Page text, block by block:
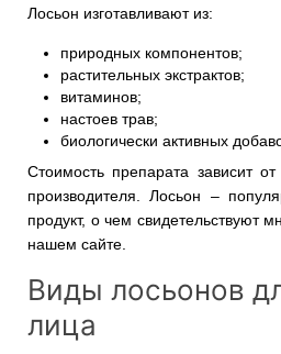
Лосьон изготавливают из:
природных компонентов;
растительных экстрактов;
витаминов;
настоев трав;
биологически активных
Стоимость препарата зависит
производителя. Лосьон –
продукт, о чем свидетельствуют
нашем сайте.
Виды лосьонов
лица